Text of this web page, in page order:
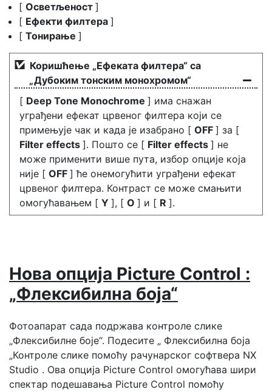
[ Осветљеност ]
[ Ефекти филтера ]
[ Тонирање ]
Коришћење „Ефеката филтера“ са
„Дубоким тонским монохромом“
[ Deep Tone Monochrome ] има снажан
уграђени ефекат црвеног филтера који се
примењује чак и када је изабрано [ OFF ] за [
Filter effects ]. Пошто се [ Filter effects ] не
може применити више пута, избор опције која
није [ OFF ] ће онемогућити уграђени ефекат
црвеног филтера. Контраст се може смањити
омогућавањем [ Y ], [ O ] и [ R ].
Нова опција Picture Control :
„Флексибилна боја“
Фотоапарат сада подржава контроле слике
„Флексибилне боје“. Подесите „ Флексибилна боја
„Контроле слике помоћу рачунарског софтвера NX
Studio . Ова опција Picture Control омогућава шири
спектар подешавања Picture Control помоћу